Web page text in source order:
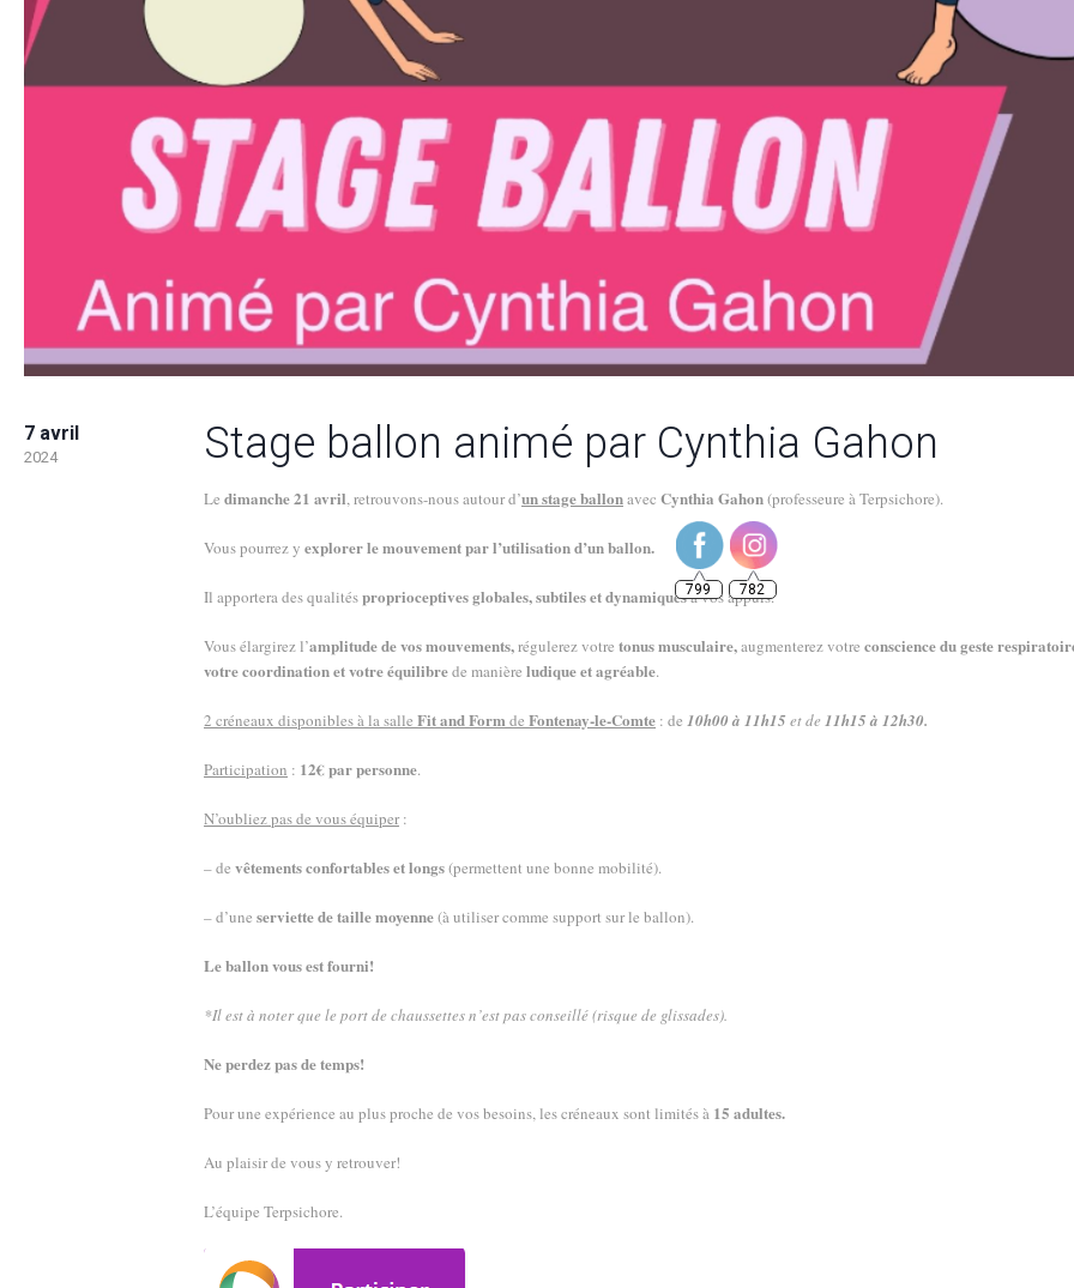
7 avril
2024 Stage ballon animé par Cynthia Gahon
Le dimanche 21 avril, retrouvons-nous autour d’un stage ballonavec Cynthia Gahon(professeure à Terpsichore).
Vous pourrez y explorer le mouvement par l’utilisation d’un ballon.
Il apportera des qualitésproprioceptives globales, subtiles et dynamiquesà vos appuis.
Vous élargirez l’amplitude de vos mouvements,régulerez votre tonus musculaire,augmenterez votre conscience du geste
votre coordination et votre équilibrede manière ludique et agréable.
2 créneaux disponibles à la salle Fit and Formde Fontenay-le-Comte : de 10h00 à 11h15 et de 11h15 à 12h30.
Participation : 12€ par personne.
N’oubliez pas de vous équiper:
– de vêtements confortables et longs(permettent une bonne mobilité).
– d’une serviette de taille moyenne(à utiliser comme support sur le ballon).
Le ballon vous est fourni!
*Il est à noter que le port de chaussettes n’est pas conseillé (risque de glissades).
Ne perdez pas de temps!
Pour une expérience au plus proche de vos besoins, les créneaux sont limités à 15 adultes.
Au plaisir de vous y retrouver!
L’équipe Terpsichore.
799